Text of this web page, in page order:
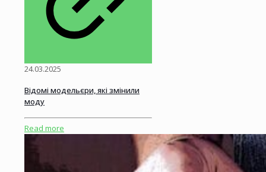
24.03.2025
Відомі модельєри, які змінили
моду
Read more